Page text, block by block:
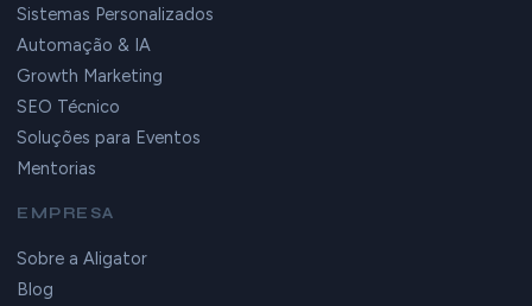
Sistemas Personalizados
Automação & IA
Growth Marketing
SEO Técnico
Soluções para Eventos
Mentorias
EMPRESA
Sobre a Aligator
Blog